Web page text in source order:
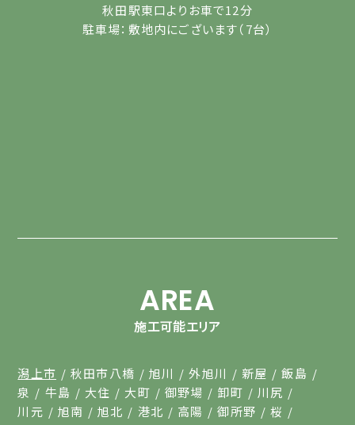
秋田駅東口よりお車で12分
駐車場：敷地内にございます（7台）
AREA
施工可能エリア
潟上市 秋田市八橋 旭川 外旭川 新屋
飯島
泉
牛島 大住 大町 御野場 卸町
川尻
川元
旭南 旭北 港北 高陽 御所野
桜